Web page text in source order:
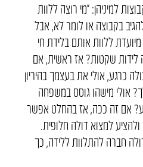
למיניהן: ״מי רוצה ללוות
בקבוצה או לומר לא, אבל
ללוות אותם בלידת חי
שקטות? אז ראשית, אם
כרגע, אולי את בעצמך בהיריון
אולי מישהו גוסס במשפחה
אם זה ככה, אז בהחלט אפשר
למצוא דולה חלופית.
חברה להתלוות ללידה, כך